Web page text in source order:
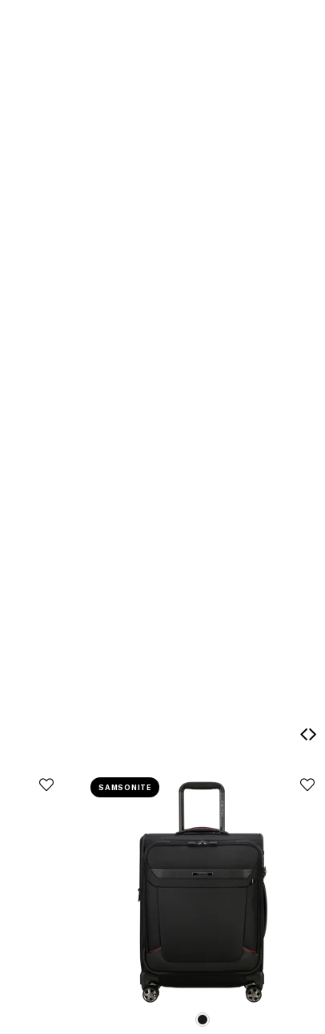
SAMSONITE